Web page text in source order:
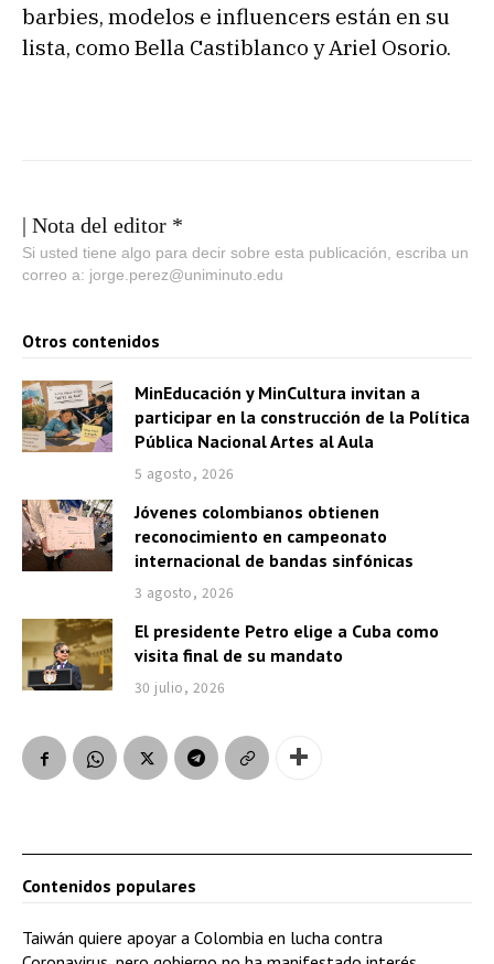
barbies, modelos e influencers están en su
lista, como Bella Castiblanco y Ariel Osorio.
| Nota del editor *
Si usted tiene algo para decir sobre esta publicación, escriba un
correo a: jorge.perez@uniminuto.edu
Otros contenidos
MinEducación y MinCultura invitan a
participar en la construcción de la Política
Pública Nacional Artes al Aula
5 agosto, 2026
Jóvenes colombianos obtienen
reconocimiento en campeonato
internacional de bandas sinfónicas
3 agosto, 2026
El presidente Petro elige a Cuba como
visita final de su mandato
30 julio, 2026
Contenidos populares
Taiwán quiere apoyar a Colombia en lucha contra